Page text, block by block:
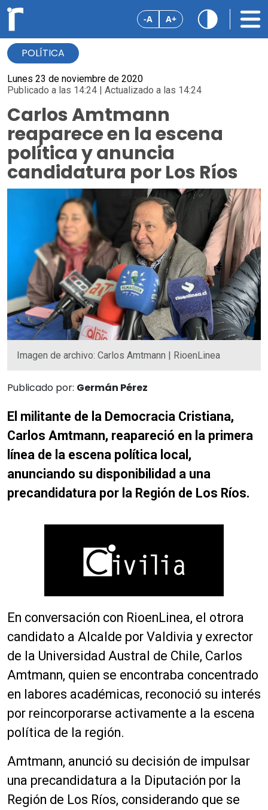
-A A+
POLÍTICA
Lunes 23 de noviembre de 2020
Publicado a las 14:24 | Actualizado a las 14:24
Carlos Amtmann
reaparece en la escena
política y anuncia
candidatura por Los Ríos
Imagen de archivo: Carlos Amtmann | RioenLinea
Publicado por: Germán Pérez
El militante de la Democracia Cristiana,
Carlos Amtmann, reapareció en la primera
línea de la escena política local,
anunciando su disponibilidad a una
precandidatura por la Región de Los Ríos.
En conversación con RioenLinea, el otrora
candidato a Alcalde por Valdivia y exrector
de la Universidad Austral de Chile, Carlos
Amtmann, quien se encontraba concentrado
en labores académicas, reconoció su interés
por reincorporarse activamente a la escena
política de la región.
Amtmann, anunció su decisión de impulsar
una precandidatura a la Diputación por la
Región de Los Ríos, considerando que se